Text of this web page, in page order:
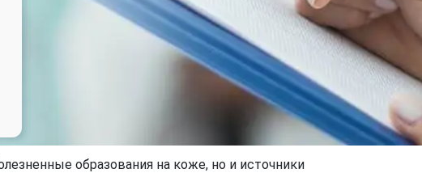
образования на коже, но и источники